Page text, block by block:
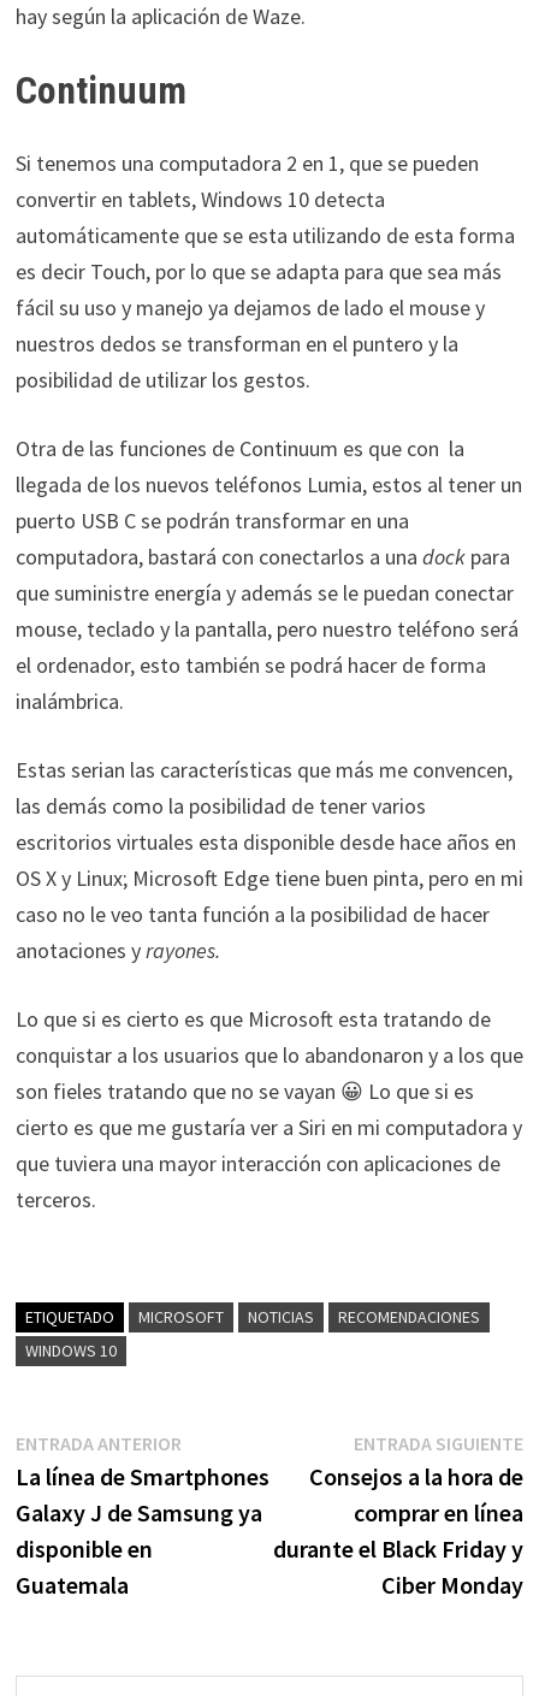
hay según la aplicación de Waze.
Continuum
Si tenemos una computadora 2 en 1, que se pueden
convertir en tablets, Windows 10 detecta
automáticamente que se esta utilizando de esta forma
es decir Touch, por lo que se adapta para que sea más
fácil su uso y manejo ya dejamos de lado el mouse y
nuestros dedos se transforman en el puntero y la
posibilidad de utilizar los gestos.
Otra de las funciones de Continuum es que con la
llegada de los nuevos teléfonos Lumia, estos al tener un
puerto USB C se podrán transformar en una
computadora, bastará con conectarlos a una dockpara
que suministre energía y además se le puedan conectar
mouse, teclado y la pantalla, pero nuestro teléfono será
el ordenador, esto también se podrá hacer de forma
inalámbrica.
Estas serian las características que más me convencen,
las demás como la posibilidad de tener varios
escritorios virtuales esta disponible desde hace años en
OS X y Linux; Microsoft Edge tiene buen pinta, pero en mi
caso no le veo tanta función a la posibilidad de hacer
anotaciones yrayones.
Lo que si es cierto es que Microsoft esta tratando de
conquistar a los usuarios que lo abandonaron y a los que
son fieles tratando que no se vayan 😀 Lo que si es
cierto es que me gustaría ver a Siri en mi computadora y
que tuviera una mayor interacción con aplicaciones de
terceros.
ETIQUETADO MICROSOFT NOTICIAS
RECOMENDACIONES
WINDOWS 10
Navegación
de
entradas
ENTRADA ANTERIOREntrada
anterior:
La línea de Smartphones
Galaxy J de Samsung ya
disponible en
Guatemala
ENTRADA SIGUIENTE
Consejos a la hora de
comprar en línea
durante el Black Friday y
Ciber Monday